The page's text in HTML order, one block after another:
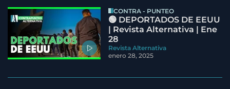
CONTRA - PUNTEO
🟢 DEPORTADOS DE EEUU
| Revista Alternativa | Ene
28
Revista Alternativa
enero 28, 2025